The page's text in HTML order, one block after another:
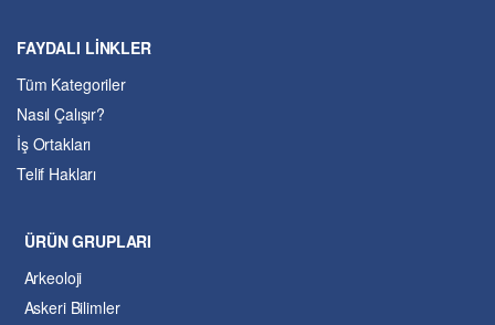
FAYDALI LİNKLER
Tüm Kategoriler
Nasıl Çalışır?
İş Ortakları
Telif Hakları
ÜRÜN GRUPLARI
Arkeoloji
Askeri Bilimler